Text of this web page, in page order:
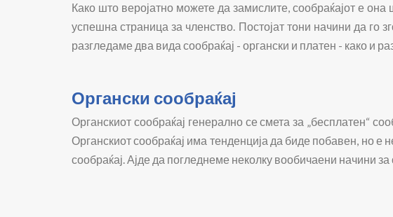
Како што веројатно можете да замислите, сообраќајот е
успешна страница за членство. Постојат тони начини да го
разгледаме два вида сообраќај - органски и платен - како и
Органски сообраќај
Органскиот сообраќај генерално се смета за „бесплатен“
Органскиот сообраќај има тенденција да биде побавен, но
сообраќај. Ајде да погледнеме неколку вообичаени начини